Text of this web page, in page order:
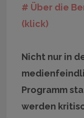
# Über die
(klick)
Nicht nur in
Programm
werden